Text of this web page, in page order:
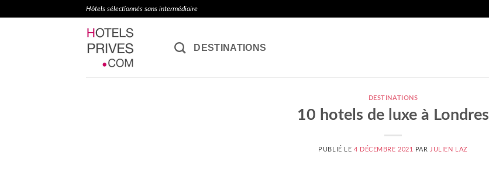
Hôtels sélectionnés sans intermédiaire
DESTINATIONS
DESTINATIONS
10 hotels de luxe à Londres
PUBLIÉ LE 4 DÉCEMBRE 2021 PAR JULIEN LAZ